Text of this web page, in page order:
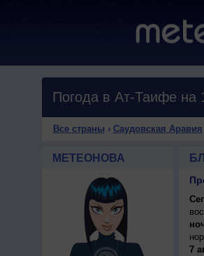
Погода в Ат-Таифе на
Все страны › Саудовская Аравия
МЕТЕОНОВА
7